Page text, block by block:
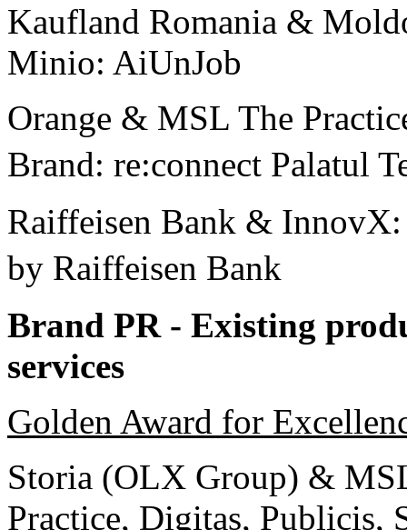
Kaufland Romania &
Minio: AiUnJob
Orange & MSL The
Brand: re:connect Palatul
Raiffeisen Bank &
by Raiffeisen Bank
Brand PR - Existing
services
Golden Award for
Storia (OLX Group) &
Practice, Digitas, Publicis,